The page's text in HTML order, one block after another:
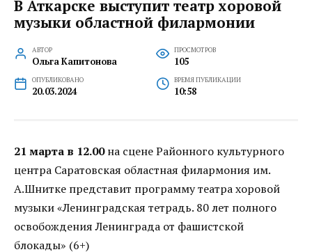
В Аткарске выступит театр хоровой
музыки областной филармонии
АВТОР
Ольга Капитонова
ПРОСМОТРОВ
105
ОПУБЛИКОВАНО
20.03.2024
ВРЕМЯ ПУБЛИКАЦИИ
10:58
21 марта в 12.00на сцене Районного культурного
центра Саратовская областная филармония им.
А.Шнитке представит программу театра хоровой
музыки «Ленинградская тетрадь. 80 лет полного
освобождения Ленинграда от фашистской
блокады» (6+)